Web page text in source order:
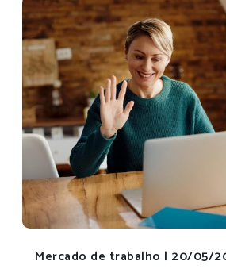
Mercado de trabalho | 20/05/